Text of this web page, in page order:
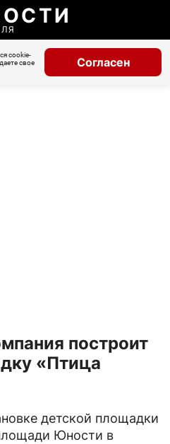
cookie-
свое
Согласен
построит
«Птица
детской площадки
Юности в